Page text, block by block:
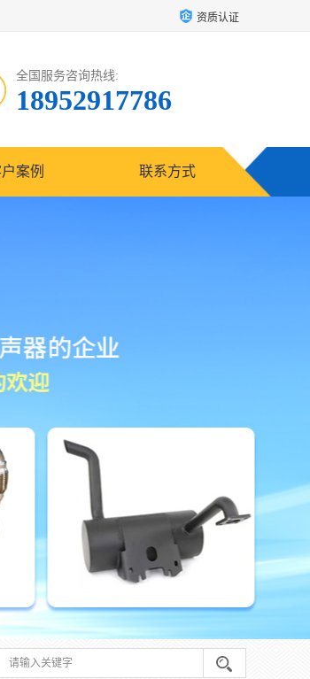
资质认证
全国服务咨询热线:
18952917786
案例 联系方式